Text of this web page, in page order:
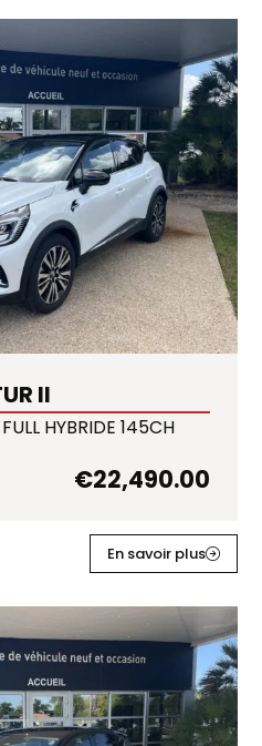
II
HYBRIDE 145CH
€22,490.00
En savoir plus